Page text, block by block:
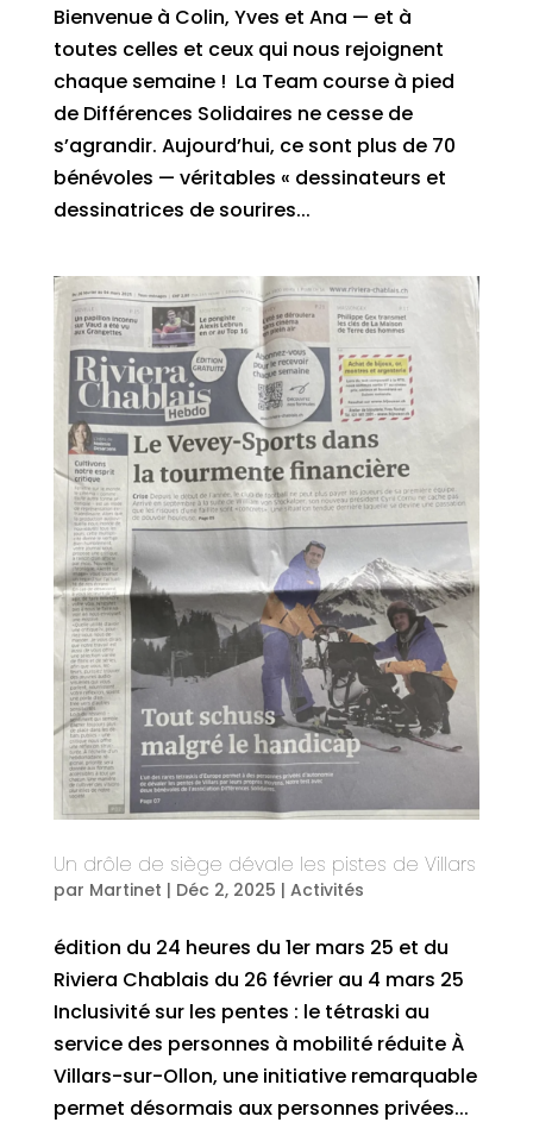
Bienvenue à Colin, Yves et Ana — et à
toutes celles et ceux qui nous rejoignent
chaque semaine ! La Team course à pied
de Différences Solidaires ne cesse de
s’agrandir. Aujourd’hui, ce sont plus de 70
bénévoles — véritables « dessinateurs et
dessinatrices de sourires...
Un drôle de siège dévale les pistes de Villars
par Martinet | Déc 2, 2025 | Activités
édition du 24 heures du 1er mars 25 et du
Riviera Chablais du 26 février au 4 mars 25
Inclusivité sur les pentes : le tétraski au
service des personnes à mobilité réduite À
Villars-sur-Ollon, une initiative remarquable
permet désormais aux personnes privées...